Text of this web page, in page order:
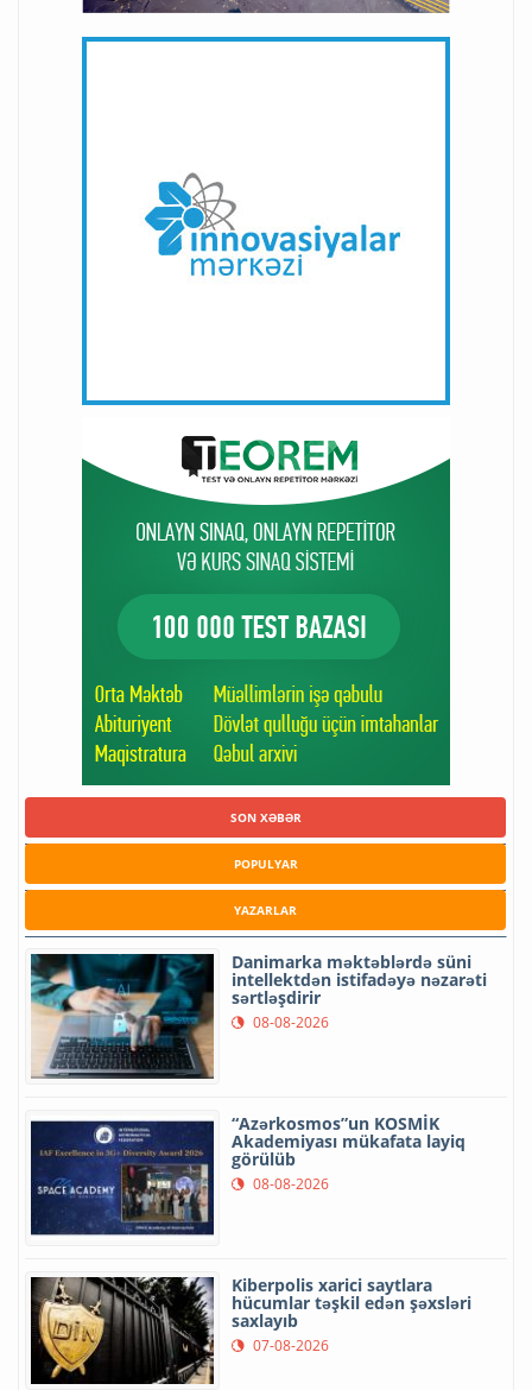
SON XƏBƏR
POPULYAR
YAZARLAR
Danimarka məktəblərdə süni
intellektdən istifadəyə nəzarəti
sərtləşdirir
08-08-2026
“Azərkosmos”un KOSMİK
Akademiyası mükafata layiq
görülüb
08-08-2026
Kiberpolis xarici saytlara
hücumlar təşkil edən şəxsləri
saxlayıb
07-08-2026